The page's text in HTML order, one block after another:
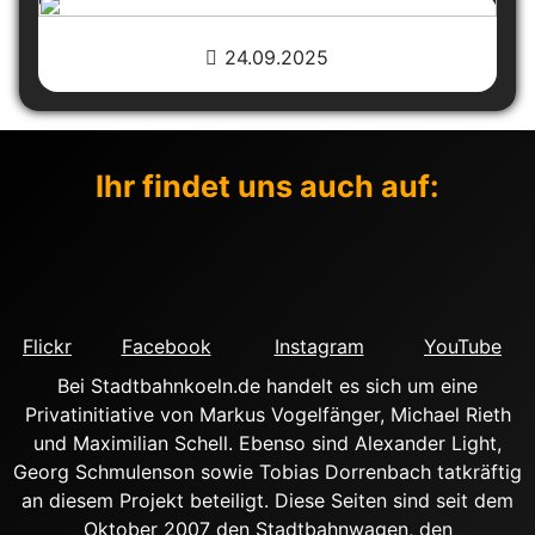
24.09.2025
Ihr findet uns auch auf:
Flickr Facebook Instagram
YouTube
Bei Stadtbahnkoeln.de handelt es sich um eine
Privatinitiative von Markus Vogelfänger, Michael Rieth
und Maximilian Schell. Ebenso sind Alexander Light,
Georg Schmulenson sowie Tobias Dorrenbach tatkräftig
an diesem Projekt beteiligt. Diese Seiten sind seit dem
Oktober 2007 den Stadtbahnwagen, den